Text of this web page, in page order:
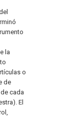
la
o
de
cada
El